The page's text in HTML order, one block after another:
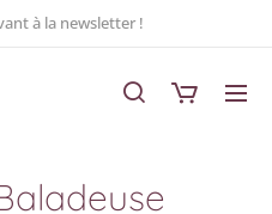
à la newsletter !